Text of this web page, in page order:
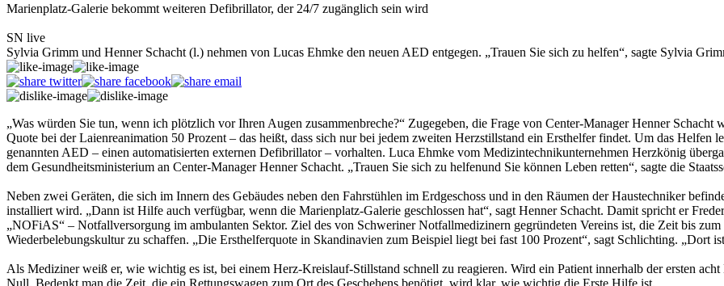
Marienplatz-Galerie bekommt weiteren Defibrillator, der 24/7 zugänglich sein wird
SN live
Sylvia Grimm und Henner Schacht (l.) nehmen von Lucas Ehmke den neuen AED entgegen. „Trauen Sie sich zu helfen“, sagte Sylvia
„Was würden Sie tun, wenn ich plötzlich vor Ihren Augen zusammenbreche?“ Zugegeben, die Frage von Center-Manager Henner
Quote bei der Laienreanimation 50 Prozent – das heißt, dass sich nur bei jedem zweiten Herzstillstand ein Ersthelfer findet. Um das Helfen
genannten AED – einen automatisierten externen Defibrillator – vorhalten. Luca Ehmke vom Medizintechnikunternehmen Herzkönig
dem Gesundheitsministerium an Center-Manager Henner Schacht. „Trauen Sie sich zu helfenund Sie können Leben retten“, sagte die
Neben zwei Geräten, die sich im Innern des Gebäudes neben den Fahrstühlen im Erdgeschoss und in den Räumen der Haustechniker
installiert wird. „Dann ist Hilfe auch verfügbar, wenn die Marienplatz-Galerie geschlossen hat“, sagt Henner Schacht. Damit spricht er
„NOFiAS“ – Notfallversorgung im ambulanten Sektor. Ziel des von Schweriner Notfallmedizinern gegründeten Vereins ist, die Zeit bis
Wiederbelebungskultur zu schaffen. „Die Ersthelferquote in Skandinavien zum Beispiel liegt bei fast 100 Prozent“, sagt Schlichting. „Dort
Als Mediziner weiß er, wie wichtig es ist, bei einem Herz-Kreislauf-Stillstand schnell zu reagieren. Wird ein Patient innerhalb der ersten
Null. Bedenkt man die Zeit, die ein Rettungswagen zum Ort des Geschehens benötigt, wird klar, wie wichtig die Erste Hilfe ist.